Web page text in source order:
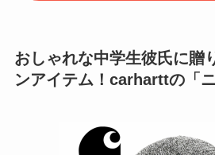
おしゃれな中学生彼氏に贈
ンアイテム！carharttの「ニ